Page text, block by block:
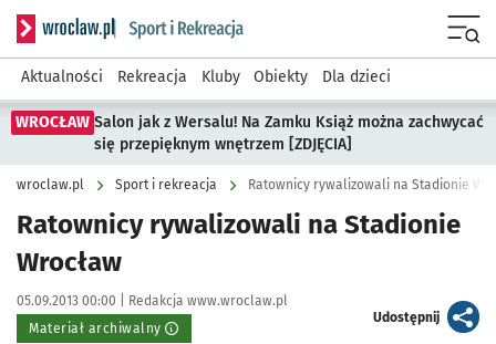
Serwis informacyjny wroclaw.pl podserwis: Sport i rekreacja
Aktualności Rekreacja Kluby Obiekty Dla dzieci
WROCŁAW Salon jak z Wersalu! Na Zamku Książ można zachwycać
się przepięknym wnętrzem [ZDJĘCIA]
wroclaw.pl Sport i rekreacja Ratownicy rywalizowali na Stadionie
Ratownicy rywalizowali na Stadionie
Wrocław
Data publikacji:
05.09.2013 00:00 | Autor:
Redakcja www.wroclaw.pl
Materiał archiwalny
Udostępnijartykuł